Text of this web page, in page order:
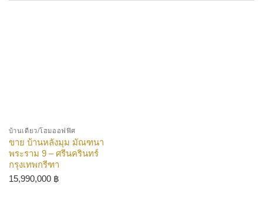
บ้านเดี่ยว/โฮมออฟฟิศ
ขาย บ้านหลังมุม มัณฑนา
พระราม 9 – ศรีนครินทร์
กรุงเทพกรีฑา
15,990,000 ฿